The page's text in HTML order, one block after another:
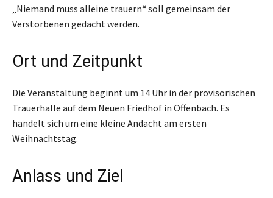
„Niemand muss alleine trauern“ soll gemeinsam der
Verstorbenen gedacht werden.
Ort und Zeitpunkt
Die Veranstaltung beginnt um 14 Uhr in der provisorischen
Trauerhalle auf dem Neuen Friedhof in Offenbach. Es
handelt sich um eine kleine Andacht am ersten
Weihnachtstag.
Anlass und Ziel